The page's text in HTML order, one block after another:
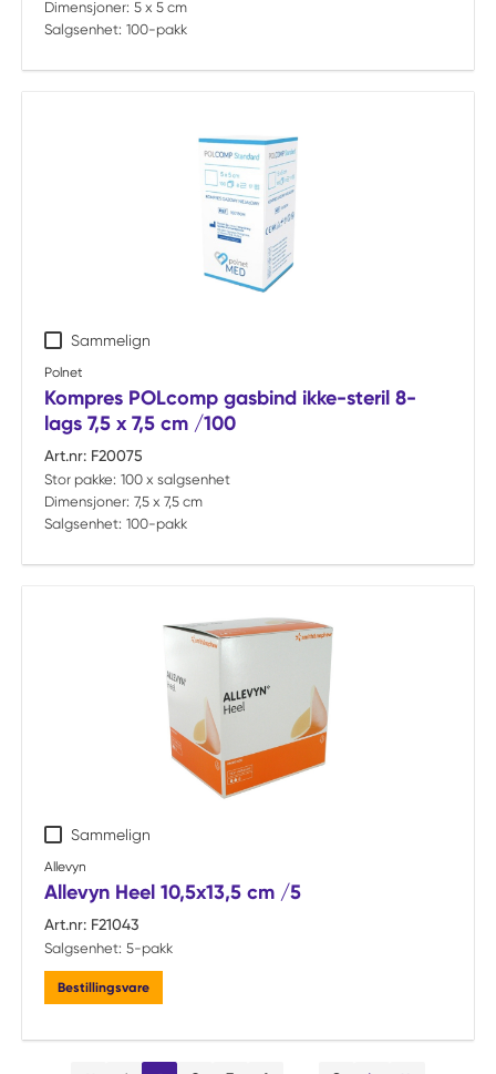
Dimensjoner: 5 x 5 cm
Salgsenhet: 100-pakk
Sammelign
Polnet
Kompres POLcomp gasbind ikke-steril 8-
lags 7,5 x 7,5 cm /100
Art.nr: F20075
Stor pakke: 100 x salgsenhet
Dimensjoner: 7,5 x 7,5 cm
Salgsenhet: 100-pakk
Sammelign
Allevyn
Allevyn Heel 10,5x13,5 cm /5
Art.nr: F21043
Salgsenhet: 5-pakk
Bestillingsvare